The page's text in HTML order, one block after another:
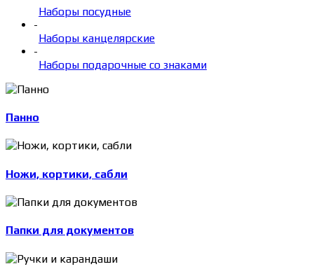
Наборы посудные
-
Наборы канцелярские
-
Наборы подарочные со знаками
Панно
Ножи, кортики, сабли
Папки для документов